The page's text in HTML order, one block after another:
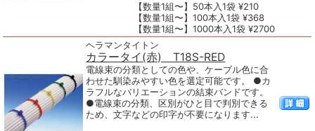
【数量1組〜】50本入1袋 ¥210
【数量1組〜】100本入1袋 ¥368
【数量1組〜】1000本入1袋 ¥2700
ヘラマンタイトン
カラータイ(赤) T18S-RED
電線束の分類としての色や、ケーブル色に合
わせた馴染みやすい色を選定可能です。 ●カ
ラフルなバリエーションの結束バンドです。
●電線束の分類、区別がひと目で判別できる
ため、文字などの印字が不要になります...